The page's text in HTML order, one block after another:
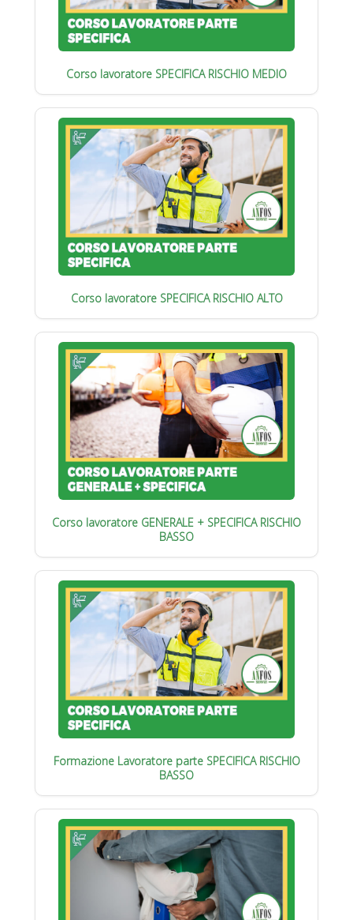
Corso lavoratore SPECIFICA RISCHIO MEDIO
Corso lavoratore SPECIFICA RISCHIO ALTO
Corso lavoratore GENERALE + SPECIFICA RISCHIO
BASSO
Formazione Lavoratore parte SPECIFICA RISCHIO
BASSO